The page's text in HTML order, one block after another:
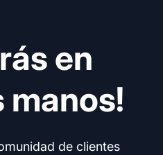
en
manos!
de clientes